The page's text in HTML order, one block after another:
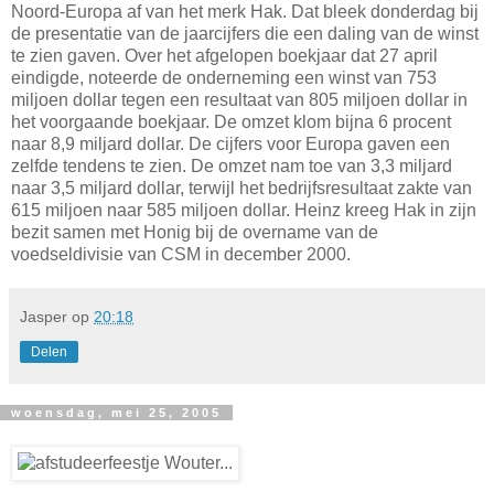
Noord-Europa af van het merk Hak. Dat bleek donderdag bij
de presentatie van de jaarcijfers die een daling van de winst
te zien gaven. Over het afgelopen boekjaar dat 27 april
eindigde, noteerde de onderneming een winst van 753
miljoen dollar tegen een resultaat van 805 miljoen dollar in
het voorgaande boekjaar. De omzet klom bijna 6 procent
naar 8,9 miljard dollar. De cijfers voor Europa gaven een
zelfde tendens te zien. De omzet nam toe van 3,3 miljard
naar 3,5 miljard dollar, terwijl het bedrijfsresultaat zakte van
615 miljoen naar 585 miljoen dollar. Heinz kreeg Hak in zijn
bezit samen met Honig bij de overname van de
voedseldivisie van CSM in december 2000.
Jasper op 20:18
Delen
woensdag, mei 25, 2005